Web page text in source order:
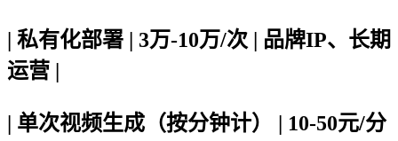
| 私有化部署 | 3万-10万/次 | 品牌IP、长期
运营 |
| 单次视频生成（按分钟计） | 10-50元/分